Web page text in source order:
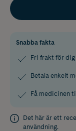
Snabba fakta
Fri frakt för dig
Betala enkelt
Få medicinen
Det här är ett
användning.